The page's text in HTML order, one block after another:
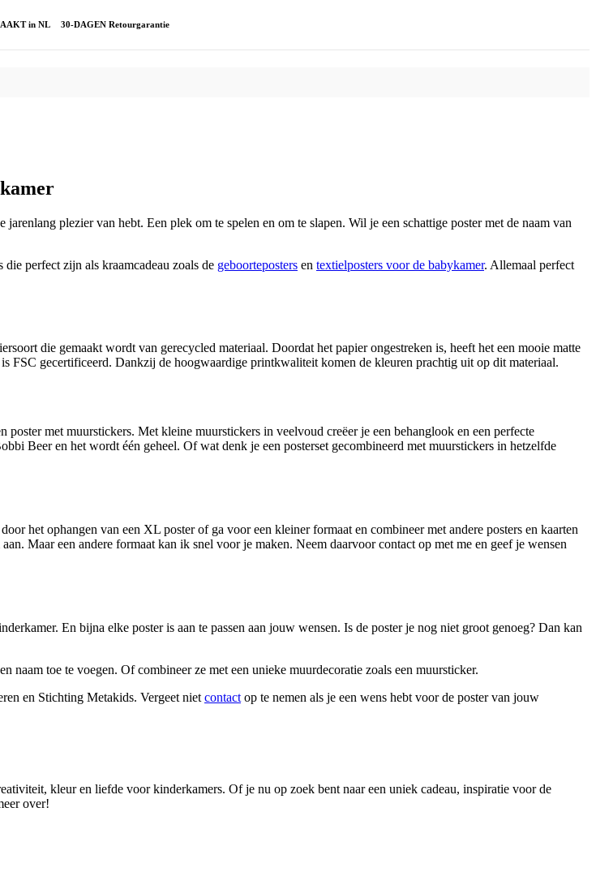
in NL 30-DAGEN Retourgarantie
plezier van hebt. Een plek om te spelen en om te slapen. Wil je een schattige poster met de naam van
perfect zijn als kraamcadeau zoals de geboorteposters en textielposters voor de babykamer. Allemaal perfect
die gemaakt wordt van gerecycled materiaal. Doordat het papier ongestreken is, heeft het een mooie matte
gecertificeerd. Dankzij de hoogwaardige printkwaliteit komen de kleuren prachtig uit op dit materiaal.
met muurstickers. Met kleine muurstickers in veelvoud creëer je een behanglook en een perfecte
Beer en het wordt één geheel. Of wat denk je een posterset gecombineerd met muurstickers in hetzelfde
het ophangen van een XL poster of ga voor een kleiner formaat en combineer met andere posters en kaarten
Maar een andere formaat kan ik snel voor je maken. Neem daarvoor contact op met me en geef je wensen
En bijna elke poster is aan te passen aan jouw wensen. Is de poster je nog niet groot genoeg? Dan kan
toe te voegen. Of combineer ze met een unieke muurdecoratie zoals een muursticker.
en Stichting Metakids. Vergeet niet contact op te nemen als je een wens hebt voor de poster van jouw
kleur en liefde voor kinderkamers. Of je nu op zoek bent naar een uniek cadeau, inspiratie voor de
over!